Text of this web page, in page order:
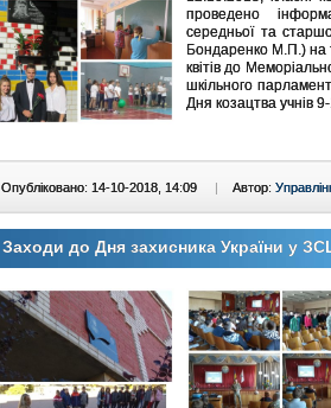
проведено
середньої та
Бондаренко М.П.) на
квітів до
шкільного
Дня козацтва учнів
Опубліковано: 14-10-2018, 14:09 | Автор:
Заходи до Дня захисника України у